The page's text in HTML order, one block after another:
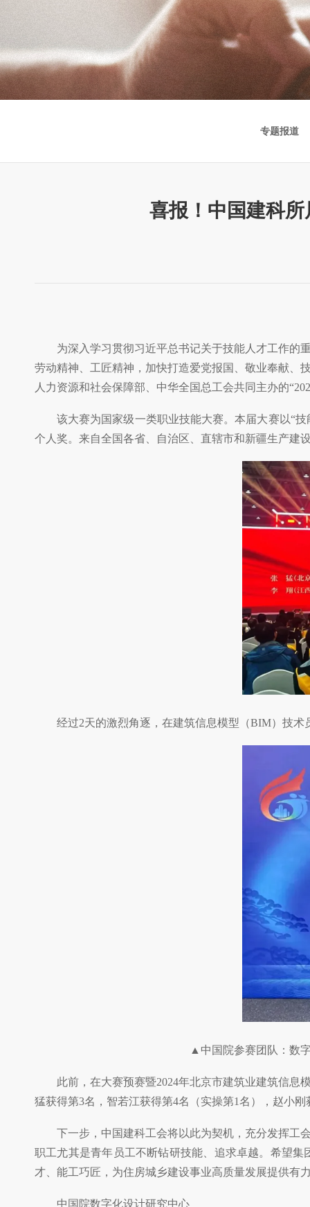
专题报道
喜报！中国建科
为深入学习贯彻习近平总书记关于技能人才工作的
劳动精神、工匠精神，加快打造爱党报国、敬业奉献、
人力资源和社会保障部、中华全国总工会共同主办的
该大赛为国家级一类职业技能大赛。本届大赛以“
个人奖。来自全国各省、自治区、直辖市和新疆生产建
经过2天的激烈角逐，在建筑信息模型（BIM）技
▲中国院参赛团队：数
此前，在大赛预赛暨2024年北京市建筑业建筑信
猛获得第3名，智若江获得第4名（实操第1名），赵小
下一步，中国建科工会将以此为契机，充分发挥工
职工尤其是青年员工不断钻研技能、追求卓越。希望
才、能工巧匠，为住房城乡建设事业高质量发展提供有
中国院数字化设计研究中心